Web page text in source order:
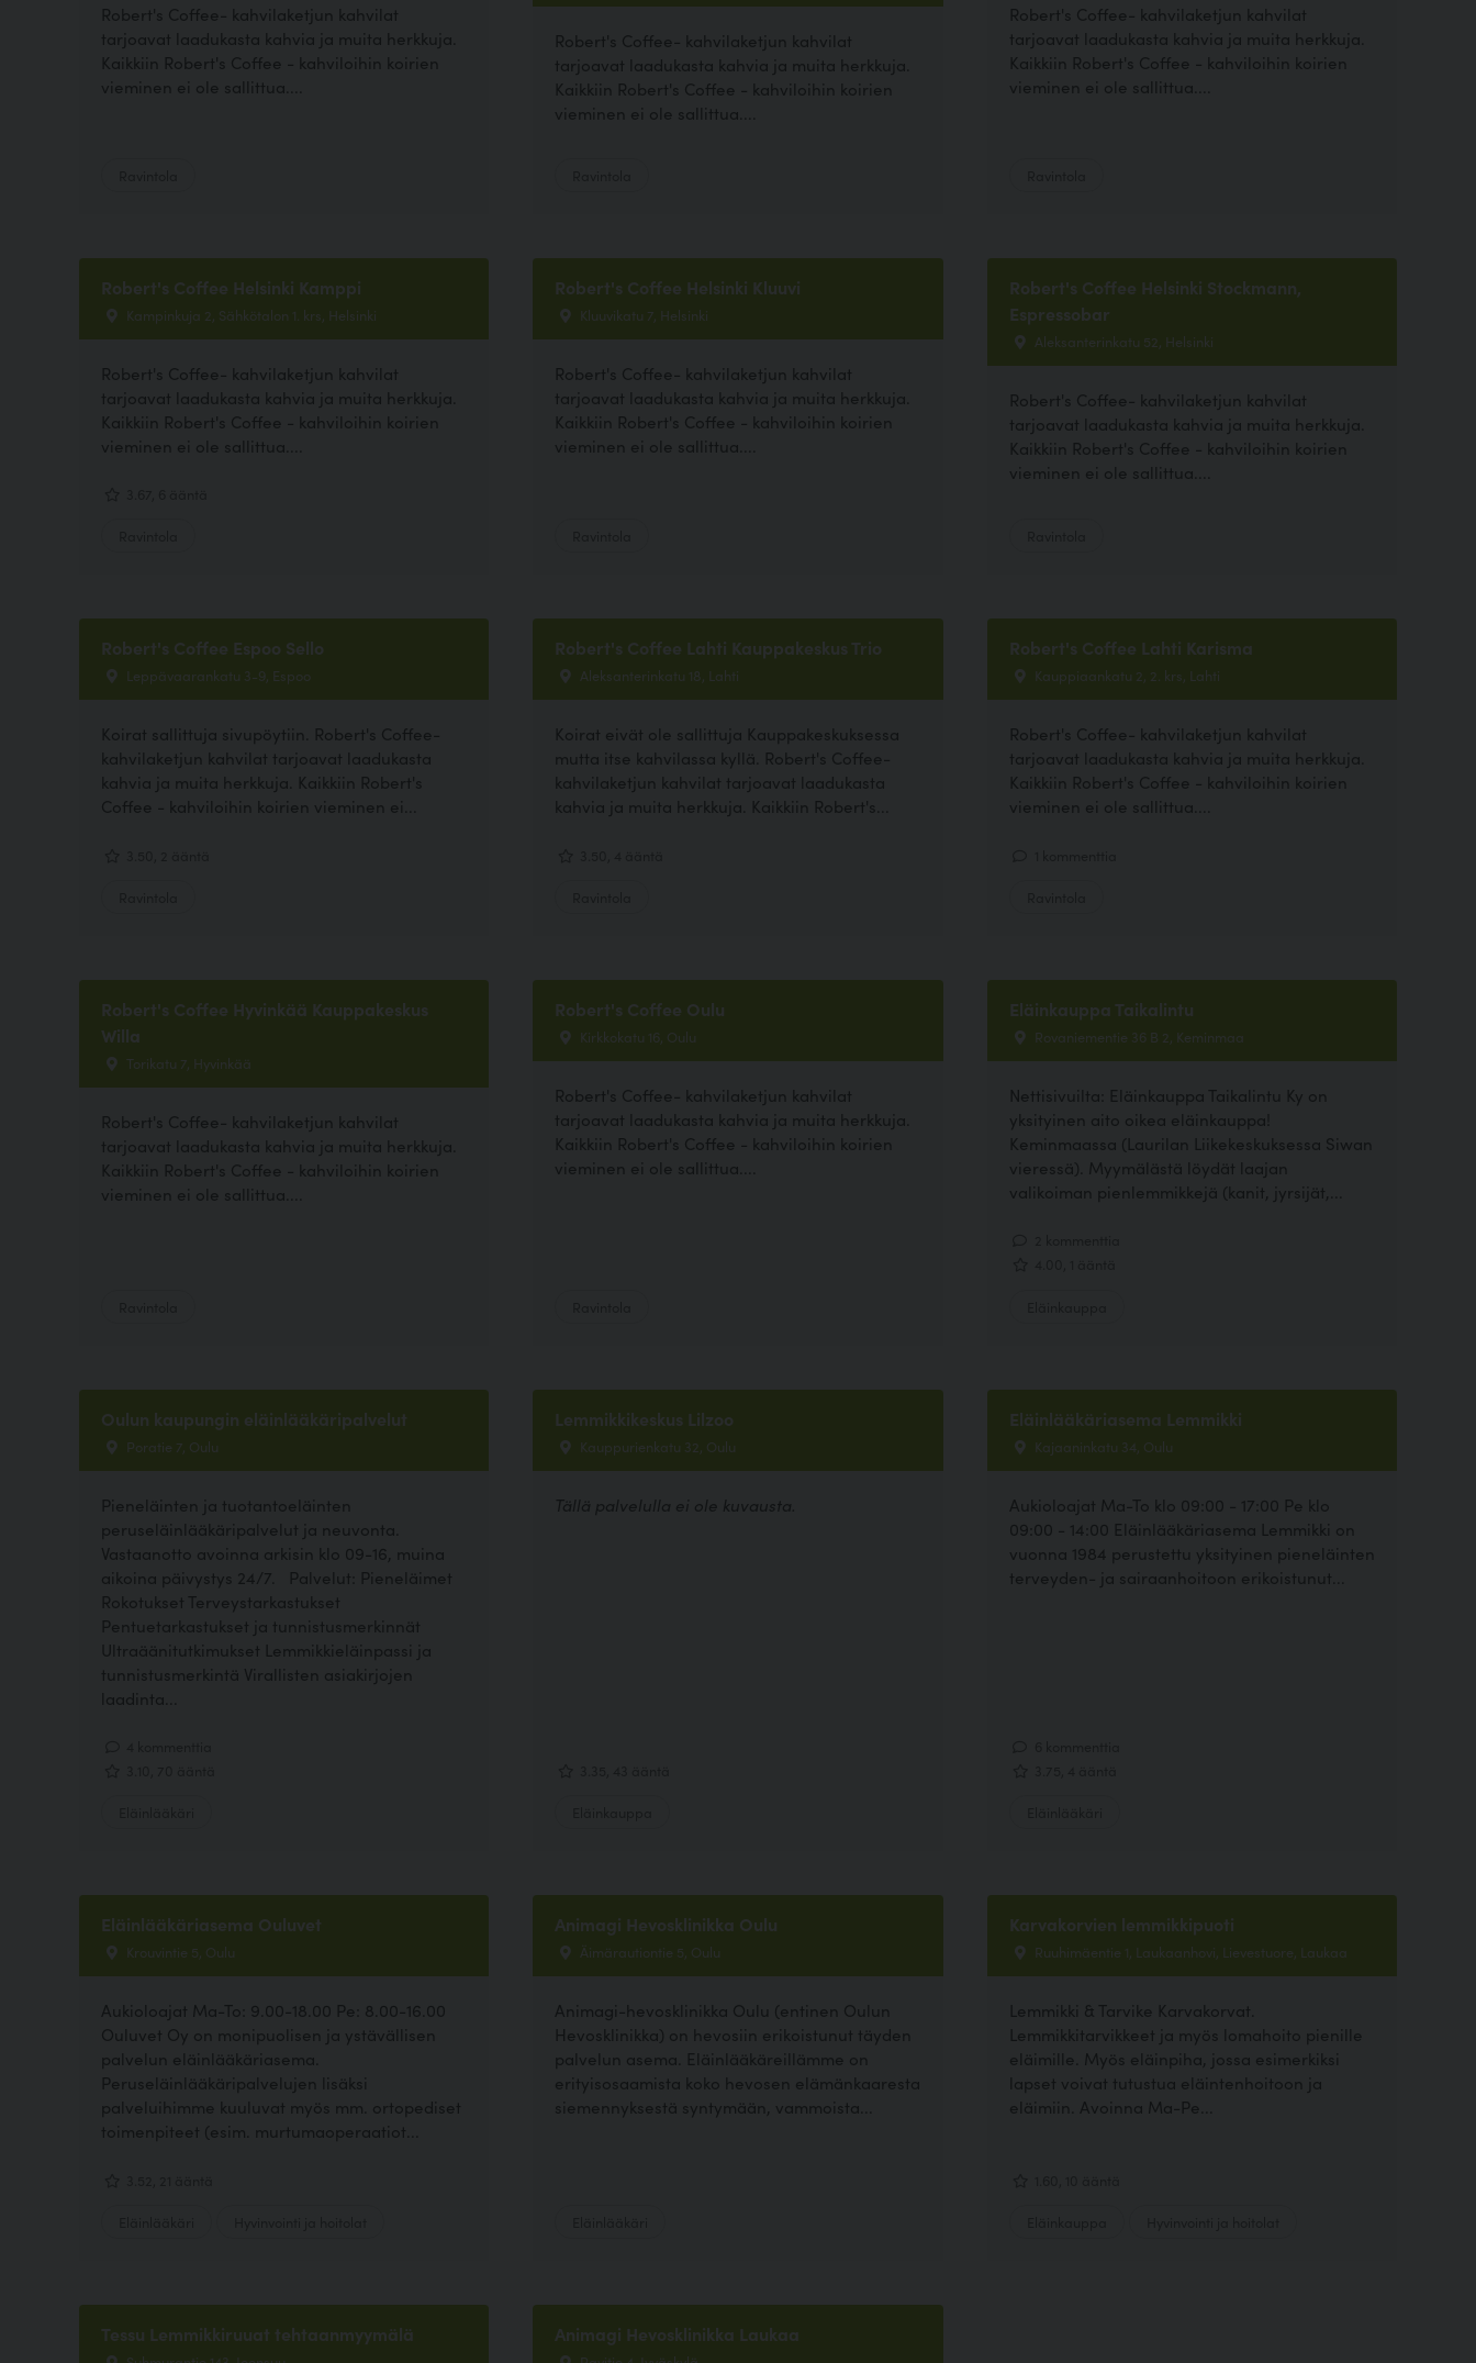
Robert's Coffee- kahvilaketjun kahvilat
tarjoavat laadukasta kahvia ja muita herkkuja.
Kaikkiin Robert's Coffee - kahviloihin koirien
vieminen ei ole sallittua....
Robert's Coffee- kahvilaketjun kahvilat
tarjoavat laadukasta kahvia ja muita herkkuja.
Kaikkiin Robert's Coffee - kahviloihin koirien
vieminen ei ole sallittua....
Robert's Coffee- kahvilaketjun kahvilat
tarjoavat laadukasta kahvia ja muita herkkuja.
Kaikkiin Robert's Coffee - kahviloihin koirien
vieminen ei ole sallittua....
Robert's Coffee Helsinki Kamppi
Kampinkuja 2, Sähkötalon 1. krs, Helsinki
Robert's Coffee- kahvilaketjun kahvilat
tarjoavat laadukasta kahvia ja muita herkkuja.
Kaikkiin Robert's Coffee - kahviloihin koirien
vieminen ei ole sallittua....
Robert's Coffee Helsinki Kluuvi
Kluuvikatu 7, Helsinki
Robert's Coffee- kahvilaketjun kahvilat
tarjoavat laadukasta kahvia ja muita herkkuja.
Kaikkiin Robert's Coffee - kahviloihin koirien
vieminen ei ole sallittua....
Robert's Coffee Helsinki Stockmann,
Espressobar
Aleksanterinkatu 52, Helsinki
Robert's Coffee- kahvilaketjun kahvilat
tarjoavat laadukasta kahvia ja muita herkkuja.
Kaikkiin Robert's Coffee - kahviloihin koirien
vieminen ei ole sallittua....
Robert's Coffee Espoo Sello
Leppävaarankatu 3-9, Espoo
Koirat sallittuja sivupöytiin. Robert's Coffee-
kahvilaketjun kahvilat tarjoavat laadukasta
kahvia ja muita herkkuja. Kaikkiin Robert's
Coffee - kahviloihin koirien vieminen ei...
Robert's Coffee Lahti Kauppakeskus Trio
Aleksanterinkatu 18, Lahti
Koirat eivät ole sallittuja Kauppakeskuksessa
mutta itse kahvilassa kyllä. Robert's Coffee-
kahvilaketjun kahvilat tarjoavat laadukasta
kahvia ja muita herkkuja. Kaikkiin Robert's...
Robert's Coffee Lahti Karisma
Kauppiaankatu 2, 2. krs, Lahti
Robert's Coffee- kahvilaketjun kahvilat
tarjoavat laadukasta kahvia ja muita herkkuja.
Kaikkiin Robert's Coffee - kahviloihin koirien
vieminen ei ole sallittua....
Robert's Coffee Hyvinkää Kauppakeskus
Willa
Torikatu 7, Hyvinkää
Robert's Coffee- kahvilaketjun kahvilat
tarjoavat laadukasta kahvia ja muita herkkuja.
Kaikkiin Robert's Coffee - kahviloihin koirien
vieminen ei ole sallittua....
Robert's Coffee Oulu
Kirkkokatu 16, Oulu
Robert's Coffee- kahvilaketjun kahvilat
tarjoavat laadukasta kahvia ja muita herkkuja.
Kaikkiin Robert's Coffee - kahviloihin koirien
vieminen ei ole sallittua....
Eläinkauppa Taikalintu
Rovaniementie 36 B 2, Keminmaa
Nettisivuilta: Eläinkauppa Taikalintu Ky on
yksityinen aito oikea eläinkauppa!
Keminmaassa (Laurilan Liikekeskuksessa Siwan
vieressä). Myymälästä löydät laajan
valikoiman pienlemmikkejä (kanit, jyrsijät,...
Oulun kaupungin eläinlääkäripalvelut
Poratie 7, Oulu
Pieneläinten ja tuotantoeläinten
peruseläinlääkäripalvelut ja neuvonta.
Vastaanotto avoinna arkisin klo 09-16, muina
aikoina päivystys 24/7. Palvelut: Pieneläimet
Rokotukset Terveystarkastukset
Pentuetarkastukset ja tunnistusmerkinnät
Ultraäänitutkimukset Lemmikkieläinpassi ja
tunnistusmerkintä Virallisten asiakirjojen
laadinta...
Lemmikkikeskus Lilzoo
Kauppurienkatu 32, Oulu
Tällä palvelulla ei ole kuvausta.
Eläinlääkäriasema Lemmikki
Kajaaninkatu 34, Oulu
Aukioloajat Ma-To klo 09:00 - 17:00 Pe klo
09:00 - 14:00 Eläinlääkäriasema Lemmikki on
vuonna 1984 perustettu yksityinen pieneläinten
terveyden- ja sairaanhoitoon erikoistunut...
Eläinlääkäriasema Ouluvet
Krouvintie 5, Oulu
Aukioloajat Ma-To: 9.00-18.00 Pe: 8.00-16.00
Ouluvet Oy on monipuolisen ja ystävällisen
palvelun eläinlääkäriasema.
Peruseläinlääkäripalvelujen lisäksi
palveluihimme kuuluvat myös mm. ortopediset
toimenpiteet (esim. murtumaoperaatiot...
Animagi Hevosklinikka Oulu
Äimärautiontie 5, Oulu
Animagi-hevosklinikka Oulu (entinen Oulun
Hevosklinikka) on hevosiin erikoistunut täyden
palvelun asema. Eläinlääkäreillämme on
erityisosaamista koko hevosen elämänkaaresta
siemennyksestä syntymään, vammoista...
Karvakorvien lemmikkipuoti
Ruuhimäentie 1, Laukaanhovi, Lievestuore, Laukaa
Lemmikki & Tarvike Karvakorvat.
Lemmikkitarvikkeet ja myös lomahoito pienille
eläimille. Myös eläinpiha, jossa esimerkiksi
lapset voivat tutustua eläintenhoitoon ja
eläimiin. Avoinna Ma-Pe...
Tessu Lemmikkiruuat tehtaanmyymälä Animagi Hevosklinikka Laukaa